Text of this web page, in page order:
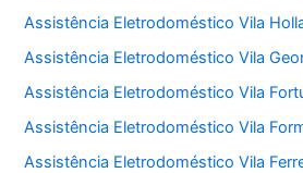
Assistência Eletrodoméstico Vila
Assistência Eletrodoméstico Vila
Assistência Eletrodoméstico Vila
Assistência Eletrodoméstico Vila
Assistência Eletrodoméstico Vila